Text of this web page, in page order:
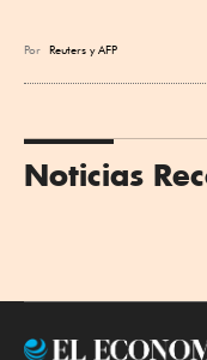
Por Reuters yAFP
Noticias